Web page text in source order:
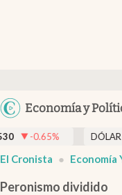
Economía y
Members
Economía y Política
Finanzas y Mercados
Mercados Online
DÓLAR TARJETA $
El Cronista Economía
Peronismo dividido